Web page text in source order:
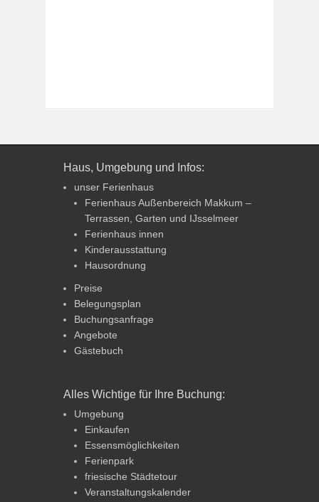
Haus, Umgebung und Infos:
unser Ferienhaus
Ferienhaus Außenbereich Makkum –
Terrassen, Garten und IJsselmeer
Ferienhaus innen
Kinderausstattung
Hausordnung
Preise
Belegungsplan
Buchungsanfrage
Angebote
Gästebuch
Alles Wichtige für Ihre Buchung:
Umgebung
Einkaufen
Essensmöglichkeiten
Ferienpark
friesische Städtetour
Veranstaltungskalender